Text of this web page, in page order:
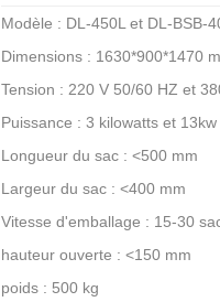
Modèle : DL-450L et DL-BSB-
Dimensions : 1630*900*1470
Tension : 220 V 50/60 HZ et
Puissance : 3 kilowatts et 13kw
Longueur du sac : <500 mm
Largeur du sac : <400 mm
Vitesse d'emballage : 15-30
hauteur ouverte : <150 mm
poids : 500 kg